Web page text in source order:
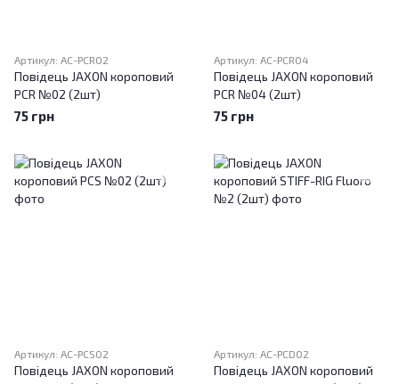
Артикул: AC-PCR02
Повідець JAXON короповий
PCR №02 (2шт)
75 грн
Артикул: AC-PCR04
Повідець JAXON короповий
PCR №04 (2шт)
75 грн
Артикул: AC-PCS02
Повідець JAXON короповий
Артикул: AC-PCD02
Повідець JAXON короповий